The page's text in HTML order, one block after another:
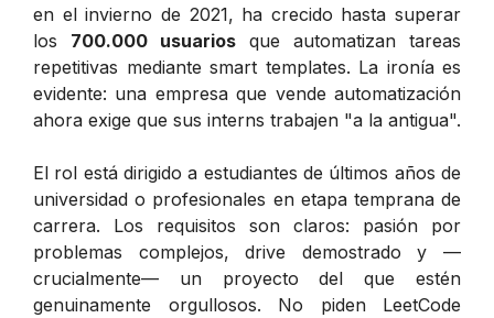
en el invierno de 2021, ha crecido hasta superar
los 700.000 usuarios que automatizan tareas
repetitivas mediante smart templates. La ironía es
evidente: una empresa que vende automatización
ahora exige que sus interns trabajen "a la antigua".
El rol está dirigido a estudiantes de últimos años de
universidad o profesionales en etapa temprana de
carrera. Los requisitos son claros: pasión por
problemas complejos, drive demostrado y —
crucialmente— un proyecto del que estén
genuinamente orgullosos. No piden LeetCode